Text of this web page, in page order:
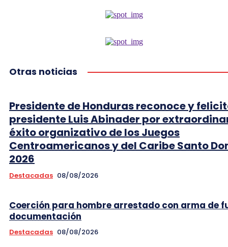
Otras noticias
Presidente de Honduras reconoce y
presidente Luis Abinader por
éxito organizativo de los Juegos
Centroamericanos y del Caribe Santo
2026
Destacadas 08/08/2026
Coerción para hombre arrestado con arma de
documentación
Destacadas 08/08/2026